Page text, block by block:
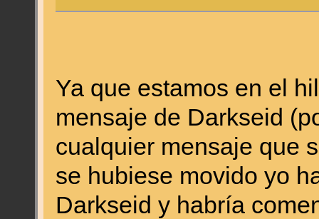
Ya que estamos en el
mensaje de Darkseid
cualquier mensaje que
se hubiese movido yo
Darkseid y habría